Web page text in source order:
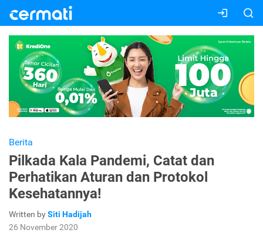
Berita
Pilkada Kala Pandemi, Catat dan
Perhatikan Aturan dan Protokol
Kesehatannya!
Written bySiti Hadijah
26 November 2020